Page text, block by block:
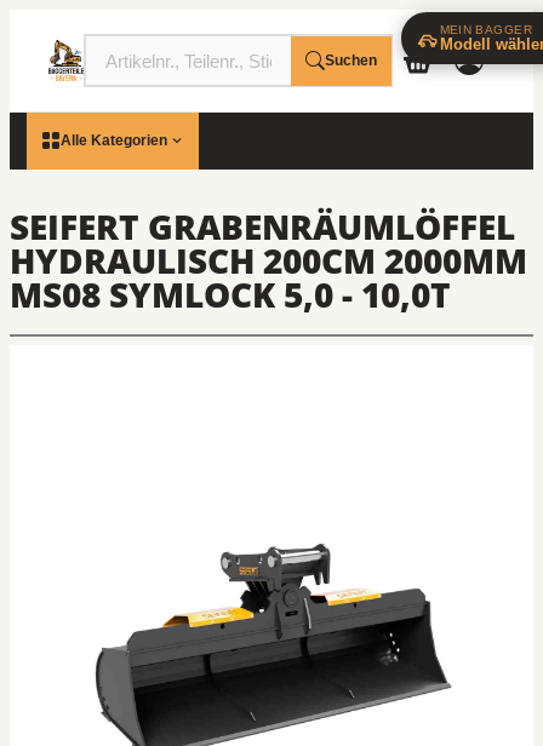
Suchen
Alle Kategorien
SEIFERT GRABENRÄUMLÖFFEL
HYDRAULISCH 200CM 2000MM
MS08 SYMLOCK 5,0 - 10,0T
MEIN BAGGER
Modell